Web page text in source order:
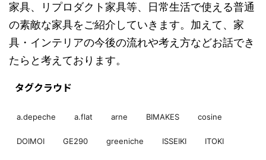
家具、リプロダクト家具等、日常生活で使える普通
の素敵な家具をご紹介していきます。加えて、家
具・インテリアの今後の流れや考え方などお話でき
たらと考えております。
タグクラウド
a.depeche a.flat arne BIMAKES cosine
DOIMOI GE290 greeniche ISSEIKI ITOKI